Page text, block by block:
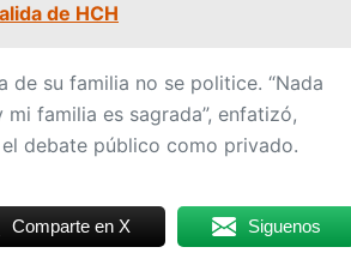
de HCH
de su familia no se politice. “Nada
mi familia es sagrada”, enfatizó,
debate público como privado.
Comparte en X Siguenos